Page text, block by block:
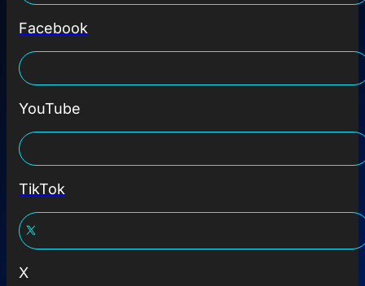
Facebook
YouTube
TikTok
X